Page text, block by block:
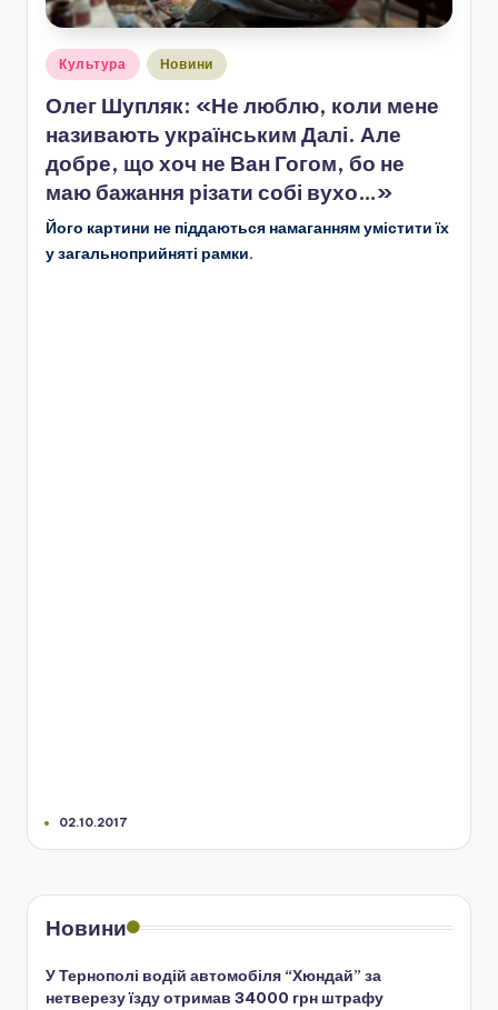
Опубліковано
Культура Новини
Олег Шупляк: «Не люблю, коли мене
називають українським Далі. Але
добре, що хоч не Ван Гогом, бо не
маю бажання різати собі вухо…»
Його картини не піддаються намаганням умістити їх
у загальноприйняті рамки.
02.10.2017
Новини
У Тернополі водій автомобіля “Хюндай” за
нетверезу їзду отримав 34000 грн штрафу